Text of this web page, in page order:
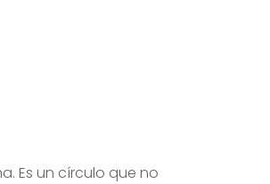
Es un círculo que no